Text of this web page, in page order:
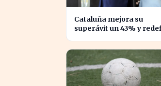
Cataluña mejora su
superávit un 43% y